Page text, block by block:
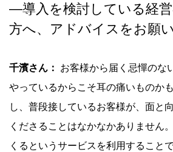
―導入を検討している経
方へ、アドバイスをお願い
千濱さん： お客様から届く忌憚のな
やっているからこそ耳の痛いものか
し、普段接しているお客様が、面と
くださることはなかなかありません
くるというサービスを利用すること